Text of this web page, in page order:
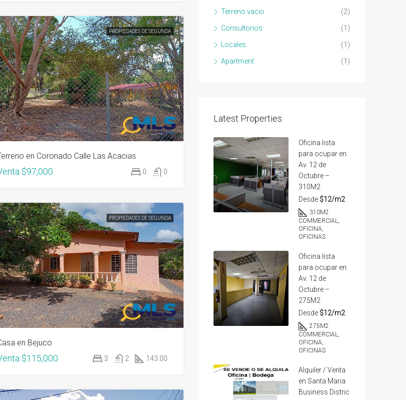
PROPIEDADES DE SEGUNDA
en Coronado Calle Las Acacias
$97,000 0 0
PROPIEDADES DE SEGUNDA
en Bejuco
$115,000 3 2 143.00
Terreno vacio (2)
Consultorios (1)
Locales (1)
Apartment (1)
Latest Properties
Oficina lista
para ocupar en
Av. 12 de
Octubre –
310M2
Desde $12/m2
310M2
COMMERCIAL,
OFICINA,
OFICINAS
Oficina lista
para ocupar en
Av. 12 de
Octubre –
275M2
Desde $12/m2
275M2
COMMERCIAL,
OFICINA,
OFICINAS
Alquiler / Venta
en Santa Maria
Business Distric